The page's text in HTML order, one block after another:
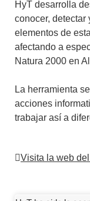
HyT desarrolla
conocer, detectar
elementos de
afectando a
Natura 2000 en
La herramienta
acciones
trabajar así a
Visita la web